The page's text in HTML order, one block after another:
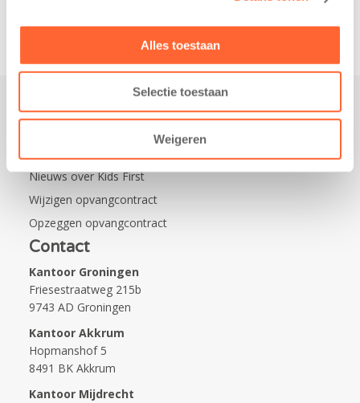
Alles toestaan
Selectie toestaan
Weigeren
Nieuws over Kids First
Wijzigen opvangcontract
Opzeggen opvangcontract
Contact
Kantoor Groningen
Friesestraatweg 215b
9743 AD Groningen
Kantoor Akkrum
Hopmanshof 5
8491 BK Akkrum
Kantoor Mijdrecht